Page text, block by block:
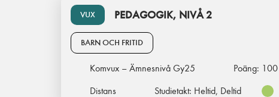
VUX PEDAGOGIK, NIVÅ 2
BARN OCH FRITID
Komvux – Ämnesnivå Gy25 Poäng: 100
Distans
Studietakt: Heltid, Deltid